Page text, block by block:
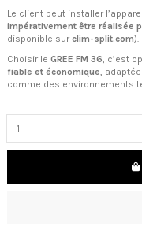
Le client peut installer
impérativement être réalisée
disponible sur clim-split.com).
Choisir le GREE FM 36, c’est
fiable et économique,
comme des environnements